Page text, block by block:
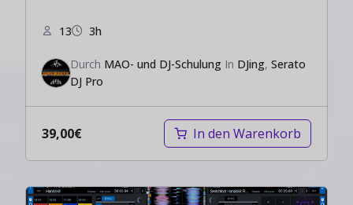
13 3h
Durch MAO- und DJ-Schulung In DJing, Serato
DJ Pro
39,00€ In den Warenkorb